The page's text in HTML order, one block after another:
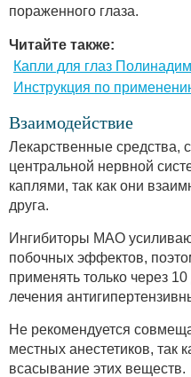
пораженного глаза.
Читайте также:
Капли для глаз Полинадим
Инструкция по
Взаимодействие
Лекарственные средства,
центральной нервной
каплями, так как они
друга.
Ингибиторы МАО
побочных эффектов,
применять только через
лечения
Не рекомендуется
местных анестетиков, так
всасывание этих веществ.